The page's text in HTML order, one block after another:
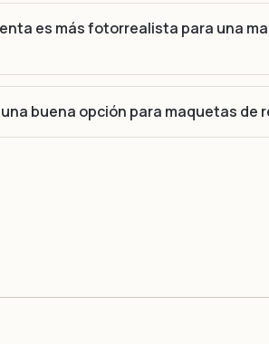
es más fotorrealista para una
una buena opción para maquetas de